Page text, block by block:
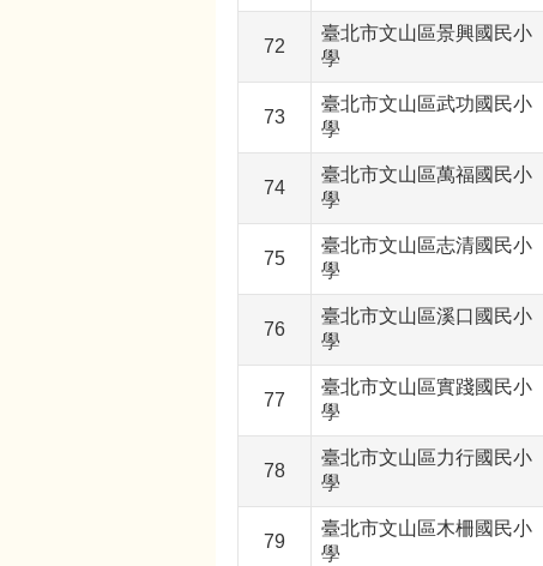
72
臺北市文山區景興國民小
學
73
臺北市文山區武功國民小
學
74
臺北市文山區萬福國民小
學
75
臺北市文山區志清國民小
學
76
臺北市文山區溪口國民小
學
77
臺北市文山區實踐國民小
學
78
臺北市文山區力行國民小
學
79
臺北市文山區木柵國民小
學